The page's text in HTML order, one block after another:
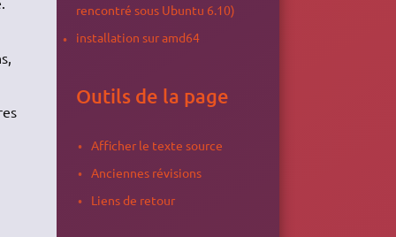
rencontré sous Ubuntu 6.10)
installation sur amd64
Outils de la page
Afficher le texte source
Anciennes révisions
Liens de retour